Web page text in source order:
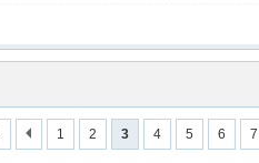
1 2 3 4 5 6 7